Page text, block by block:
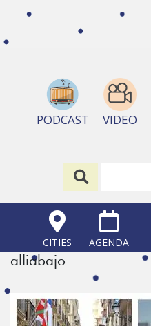
PODCAST VIDEO
CITIES AGENDA
alliabajo